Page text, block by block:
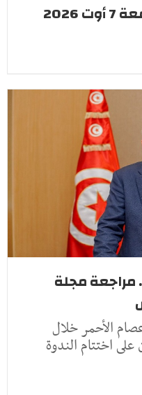
مراجعة مجلة
الأحمر خلال
على اختتام الندوة